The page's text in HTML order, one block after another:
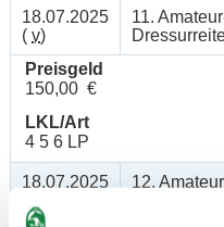
18.07.2025
( v)
11.
Preisgeld
150,00 €
LKL/Art
4 5 6 LP
18.07.2025
12.